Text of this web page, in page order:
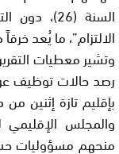
السنة
الالتزام”، ما يُعد
وتشير معطيات
رصد حالات توظيف
بإقليم تازة إثنين
والمجلس الإقليمي
منحهم مسؤوليات